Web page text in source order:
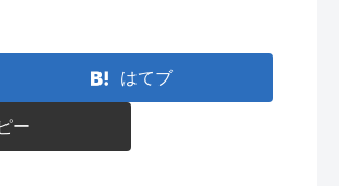
はてブ
ー